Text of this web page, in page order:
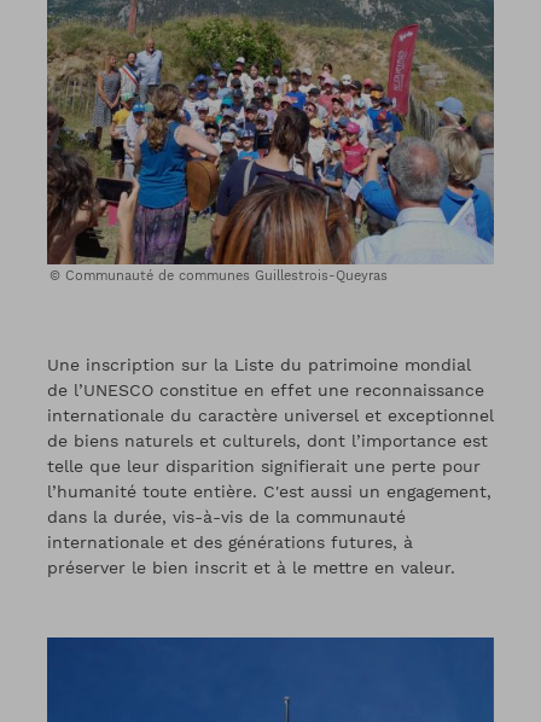
Communauté de communes Guillestrois-Queyras
Une inscription sur la Liste du patrimoine mondial
de l’UNESCO constitue en effet une reconnaissance
internationale du caractère universel et exceptionnel
de biens naturels et culturels, dont l’importance est
telle que leur disparition signifierait une perte pour
l’humanité toute entière. C'est aussi un engagement,
dans la durée, vis-à-vis de la communauté
internationale et des générations futures, à
préserver le bien inscrit et à le mettre en valeur.